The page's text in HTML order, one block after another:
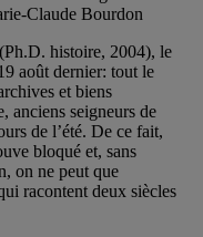
Claude Bourdon
histoire, 2004), le
août dernier: tout le
et biens
anciens seigneurs de
de l’été. De ce fait,
bloqué et, sans
on ne peut que
racontent deux siècles